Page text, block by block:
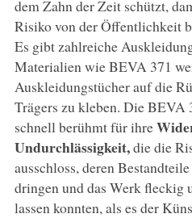
dem Zahn der Zeit schützt,
Risiko von der Öffentlichkeit
Es gibt zahlreiche
Materialien wie BEVA 371
Auskleidungstücher auf die
Trägers zu kleben. Die
schnell berühmt für ihre
Undurchlässigkeit,die die
ausschloss, deren
dringen und das Werk fleckig
lassen konnten, als es der